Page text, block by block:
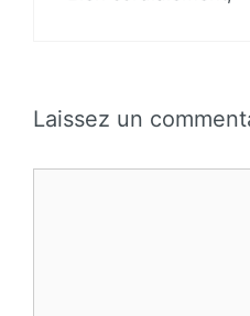
Laissez un